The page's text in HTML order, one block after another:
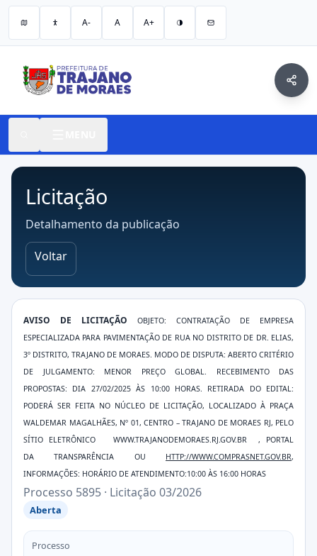
A- A A+
Licitação
Detalhamento da publicação
Voltar
AVISO DE LICITAÇÃO
OBJETO: CONTRATAÇÃO DE EMPRESA
ESPECIALIZADA PARA PAVIMENTAÇÃO DE RUA NO DISTRITO DE DR. ELIAS,
3º DISTRITO, TRAJANO DE MORAES. MODO DE DISPUTA: ABERTO CRITÉRIO
DE JULGAMENTO: MENOR PREÇO GLOBAL. RECEBIMENTO DAS
PROPOSTAS: DIA 27/02/2025 ÀS 10:00 HORAS. RETIRADA DO EDITAL:
PODERÁ SER FEITA NO NÚCLEO DE LICITAÇÃO, LOCALIZADO À PRAÇA
WALDEMAR MAGALHÃES, Nº 01, CENTRO – TRAJANO DE MORAES RJ, PELO
SÍTIO ELETRÔNICO
WWW.TRAJANODEMORAES.RJ.GOV.BR
, PORTAL
DA TRANSPARÊNCIA OU HTTP://WWW.COMPRASNET.GOV.BR,
INFORMAÇÕES: HORÁRIO DE ATENDIMENTO:10:00 ÀS 16:00 HORAS
Processo 5895 · Licitação 03/2026
Aberta
Processo